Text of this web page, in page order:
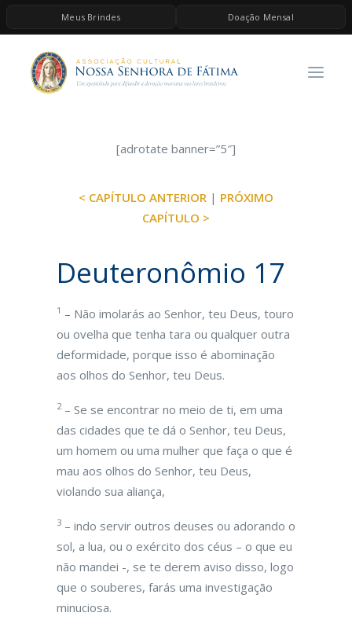
Meus Brindes Doação Mensal
HOME
A ASSOCIAÇÃO
ESPIRITUALIDADE
BRINDES
[adrotate banner=”5″]
< CAPÍTULO ANTERIOR | PRÓXIMO
CAPÍTULO >
Deuteronômio 17
1 – Não imolarás ao Senhor, teu Deus, touro
ou ovelha que tenha tara ou qualquer outra
deformidade, porque isso é abominação
aos olhos do Senhor, teu Deus.
2– Se se encontrar no meio de ti, em uma
das cidades que te dá o Senhor, teu Deus,
um homem ou uma mulher que faça o que é
mau aos olhos do Senhor, teu Deus,
violando sua aliança,
3 – indo servir outros deuses ou adorando o
sol, a lua, ou o exército dos céus – o que eu
não mandei -, se te derem aviso disso, logo
que o souberes, farás uma investigação
minuciosa.